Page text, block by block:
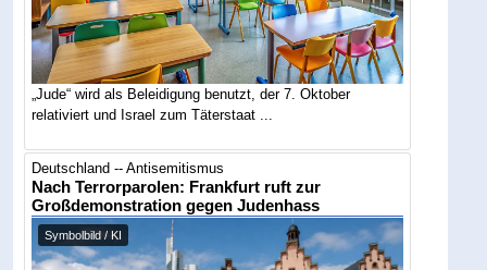
„Jude“ wird als Beleidigung benutzt, der 7. Oktober
relativiert und Israel zum Täterstaat ...
Deutschland -- Antisemitismus
Nach Terrorparolen: Frankfurt ruft zur
Großdemonstration gegen Judenhass
Symbolbild / KI